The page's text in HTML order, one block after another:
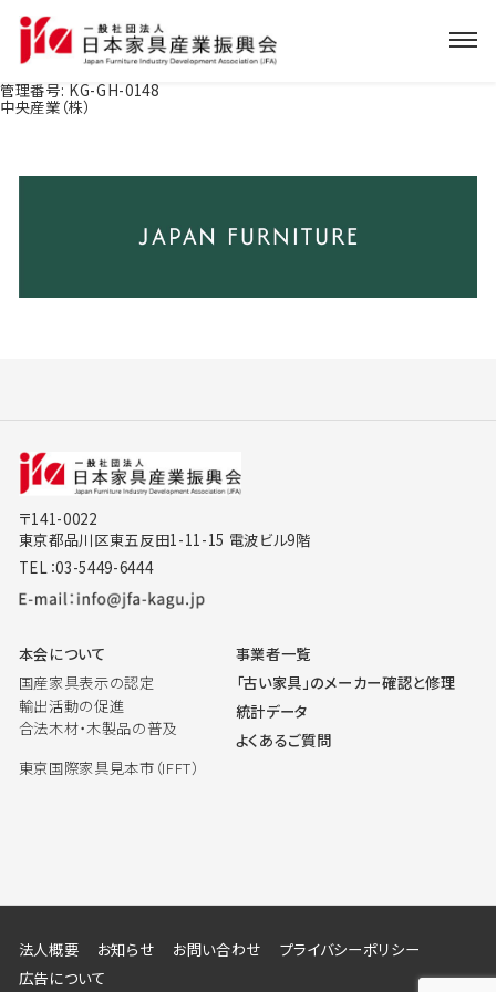
管理番号: KG-GH-0148
中央産業（株）
〒141-0022
東京都品川区東五反田1-11-15 電波ビル9階
TEL：03-5449-6444
本会について
国産家具表示の認定
輸出活動の促進
合法木材・木製品の普及
東京国際家具見本市（IFFT）
事業者一覧
「古い家具」のメーカー確認と修理
統計データ
よくあるご質問
法人概要 お知らせ お問い合わせ
プライバシーポリシー
広告について